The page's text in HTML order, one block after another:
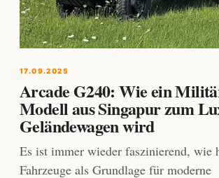
17.09.2025
Arcade G240: Wie ein
Modell aus Singapur zum
Geländewagen wird
Es ist immer wieder faszinierend, wie
Fahrzeuge als Grundlage für moderne